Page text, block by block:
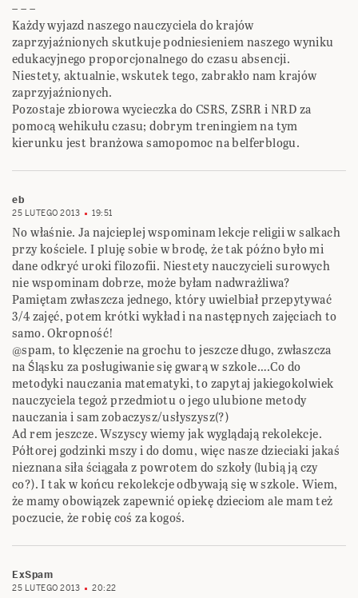
– – –
Każdy wyjazd naszego nauczyciela do krajów
zaprzyjaźnionych skutkuje podniesieniem naszego wyniku
edukacyjnego proporcjonalnego do czasu absencji.
Niestety, aktualnie, wskutek tego, zabrakło nam krajów
zaprzyjaźnionych.
Pozostaje zbiorowa wycieczka do CSRS, ZSRR i NRD za
pomocą wehikułu czasu; dobrym treningiem na tym
kierunku jest branżowa samopomoc na belferblogu.
eb
25 LUTEGO 2013 19:51
No właśnie. Ja najcieplej wspominam lekcje religii w salkach
przy kościele. I pluję sobie w brodę, że tak późno było mi
dane odkryć uroki filozofii. Niestety nauczycieli surowych
nie wspominam dobrze, może byłam nadwrażliwa?
Pamiętam zwłaszcza jednego, który uwielbiał przepytywać
3/4 zajęć, potem krótki wykład i na następnych zajęciach to
samo. Okropność!
@spam, to klęczenie na grochu to jeszcze długo, zwłaszcza
na Śląsku za posługiwanie się gwarą w szkole….Co do
metodyki nauczania matematyki, to zapytaj jakiegokolwiek
nauczyciela tegoż przedmiotu o jego ulubione metody
nauczania i sam zobaczysz/usłyszysz(?)
Ad rem jeszcze. Wszyscy wiemy jak wyglądają rekolekcje.
Półtorej godzinki mszy i do domu, więc nasze dzieciaki jakaś
nieznana siła ściągała z powrotem do szkoły (lubią ją czy
co?). I tak w końcu rekolekcje odbywają się w szkole. Wiem,
że mamy obowiązek zapewnić opiekę dzieciom ale mam też
poczucie, że robię coś za kogoś.
ExSpam
25 LUTEGO 2013 20:22